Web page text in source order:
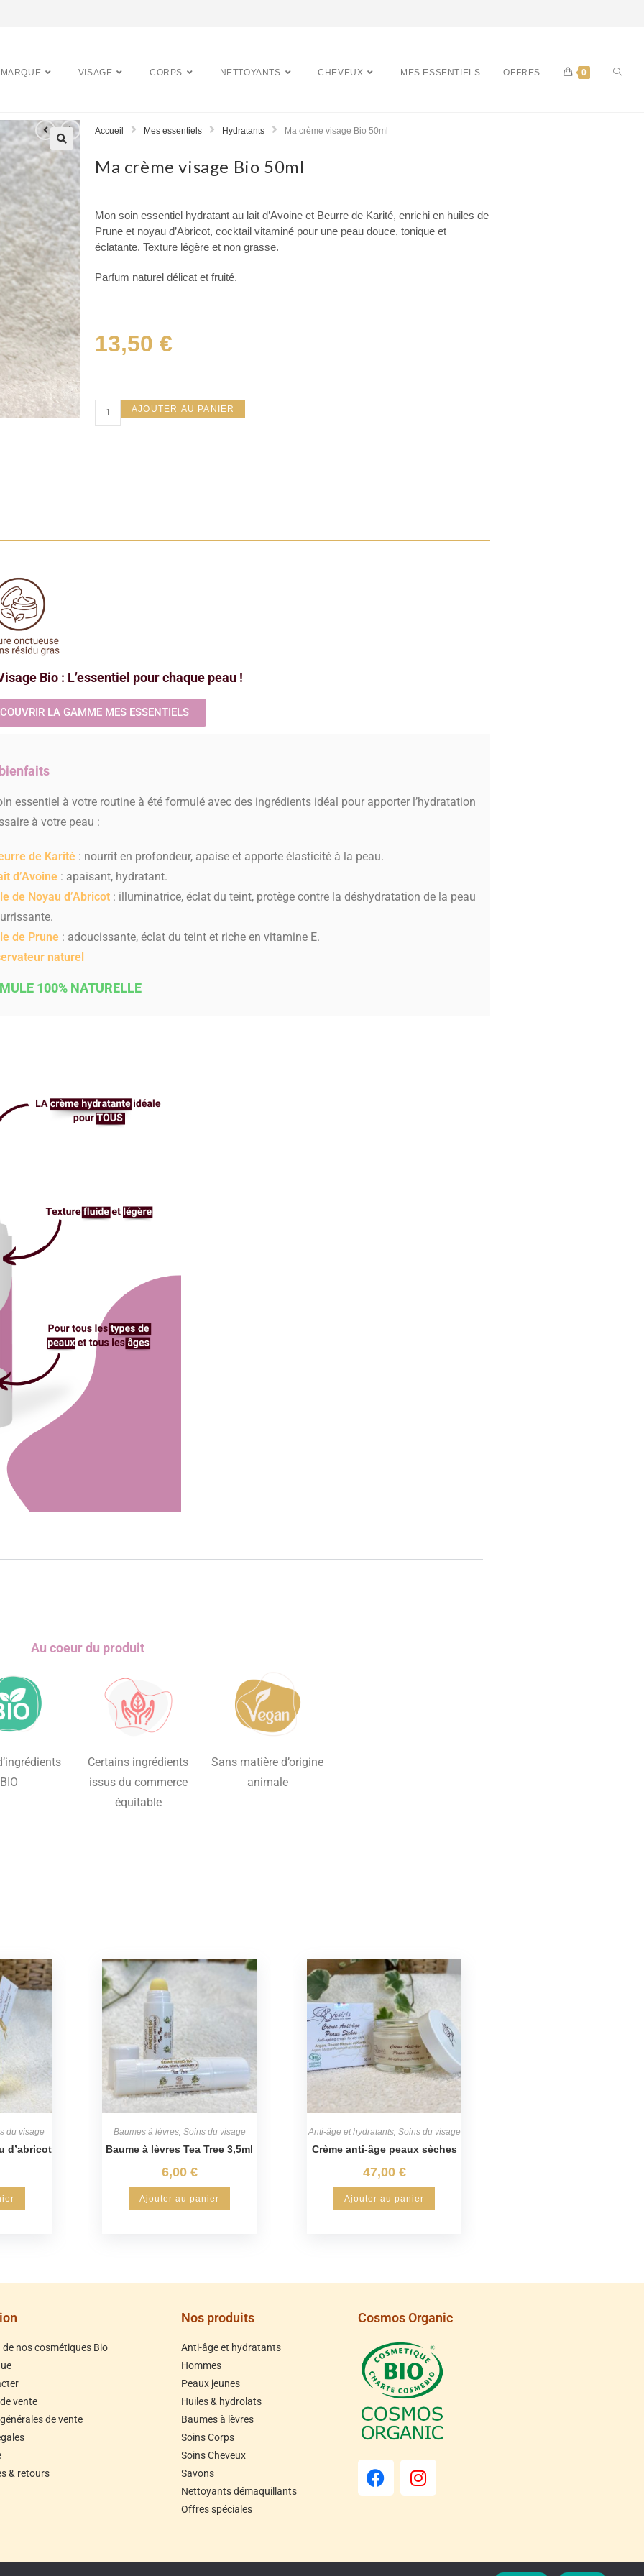
VISAGE CORPS NETTOYANTS CHEVEUX MES ESSENTIELS OFFRES 0
Accueil Mes essentiels Hydratants Ma crème visage Bio 50ml
Ma crème visage Bio 50ml
Mon soin essentiel hydratant au lait d’Avoine et Beurre de Karité, enrichi en huiles de
Prune et noyau d’Abricot, cocktail vitaminé pour une peau douce, tonique et
éclatante. Texture légère et non grasse.
Parfum naturel délicat et fruité.
13,50 €
AJOUTER AU PANIER
Bio : L’essentiel pour chaque peau !
LA GAMME MES ESSENTIELS
essentiel à votre routine à été formulé avec des ingrédients idéal pour apporter l’hydratation
à votre peau :
de Karité: nourrit en profondeur, apaise et apporte élasticité à la peau.
d’Avoine: apaisant, hydratant.
de Noyau d’Abricot: illuminatrice, éclat du teint, protège contre la déshydratation de la peau
de Prune : adoucissante, éclat du teint et riche en vitamine E.
naturel
100% NATURELLE​
Au coeur du produit
BIO
Certains ingrédients
issus du commerce
équitable
Sans matière d’origine
animale
du visage
d’abricot
Baumes à lèvres, Soins du visage
Baume à lèvres Tea Tree 3,5ml
6,00 €
Ajouter au panier
Anti-âge et hydratants, Soins du visage
Crème anti-âge peaux sèches
47,00 €
Ajouter au panier
nos cosmétiques Bio
vente
de vente
& retours
Nos produits
Anti-âge et hydratants
Hommes
Peaux jeunes
Huiles & hydrolats
Baumes à lèvres
Soins Corps
Soins Cheveux
Savons
Nettoyants démaquillants
Offres spéciales
Cosmos Organic